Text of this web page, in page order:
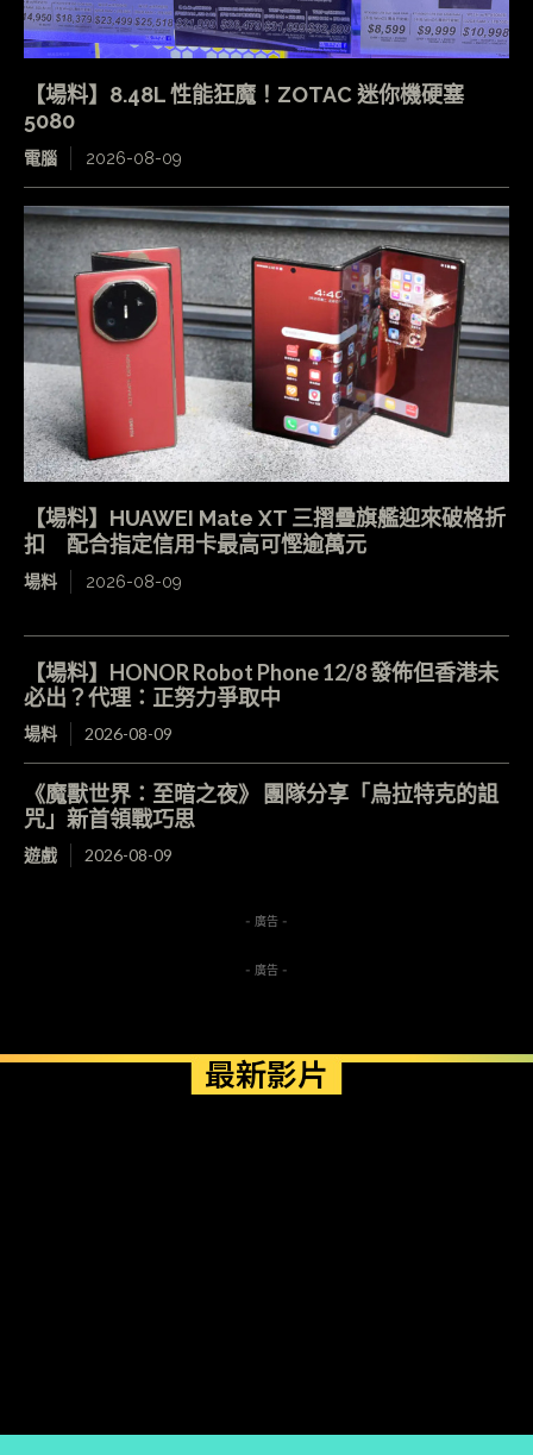
【場料】8.48L 性能狂魔！ZOTAC 迷你機硬塞
5080
電腦 2026-08-09
【場料】HUAWEI Mate XT 三摺疊旗艦迎來破格折
扣 配合指定信用卡最高可慳逾萬元
場料 2026-08-09
【場料】HONOR Robot Phone 12/8 發佈但香港未
必出？代理：正努力爭取中
場料 2026-08-09
《魔獸世界：至暗之夜》 團隊分享「烏拉特克的詛
咒」新首領戰巧思
遊戲 2026-08-09
- 廣告 -
- 廣告 -
最新影片